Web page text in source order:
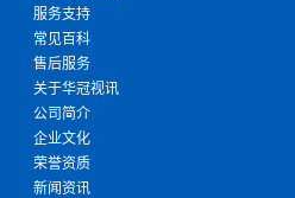
服务支持
常见百科
售后服务
关于华冠视讯
公司简介
企业文化
荣誉资质
新闻资讯